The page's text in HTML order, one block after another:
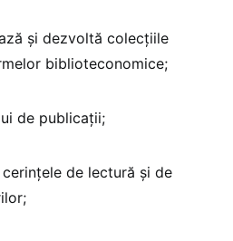
şi dezvoltă colecţiile
biblioteconomice;
de publicaţii;
de lectură şi de